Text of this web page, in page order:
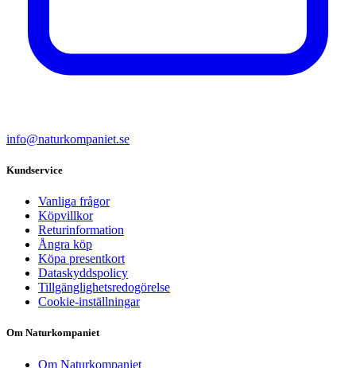
info@naturkompaniet.se
Kundservice
Vanliga frågor
Köpvillkor
Returinformation
Ångra köp
Köpa presentkort
Dataskyddspolicy
Tillgänglighetsredogörelse
Cookie-inställningar
Om Naturkompaniet
Om Naturkompaniet